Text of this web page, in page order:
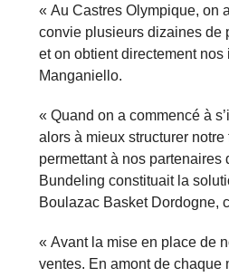
« Au Castres Olympique, on
convie plusieurs dizaines de
et on obtient directement
Manganiello.
« Quand on a commencé à
alors à mieux structurer
permettant à nos
Bundeling constituait la
Boulazac Basket Dordogne,
« Avant la mise en place de
ventes. En amont de chaque